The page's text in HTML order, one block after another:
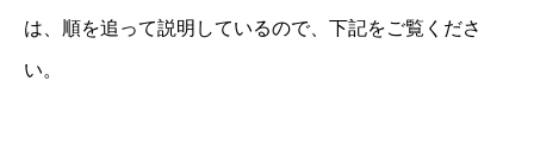
は、順を追って説明しているので、下記をご覧くださ
い。